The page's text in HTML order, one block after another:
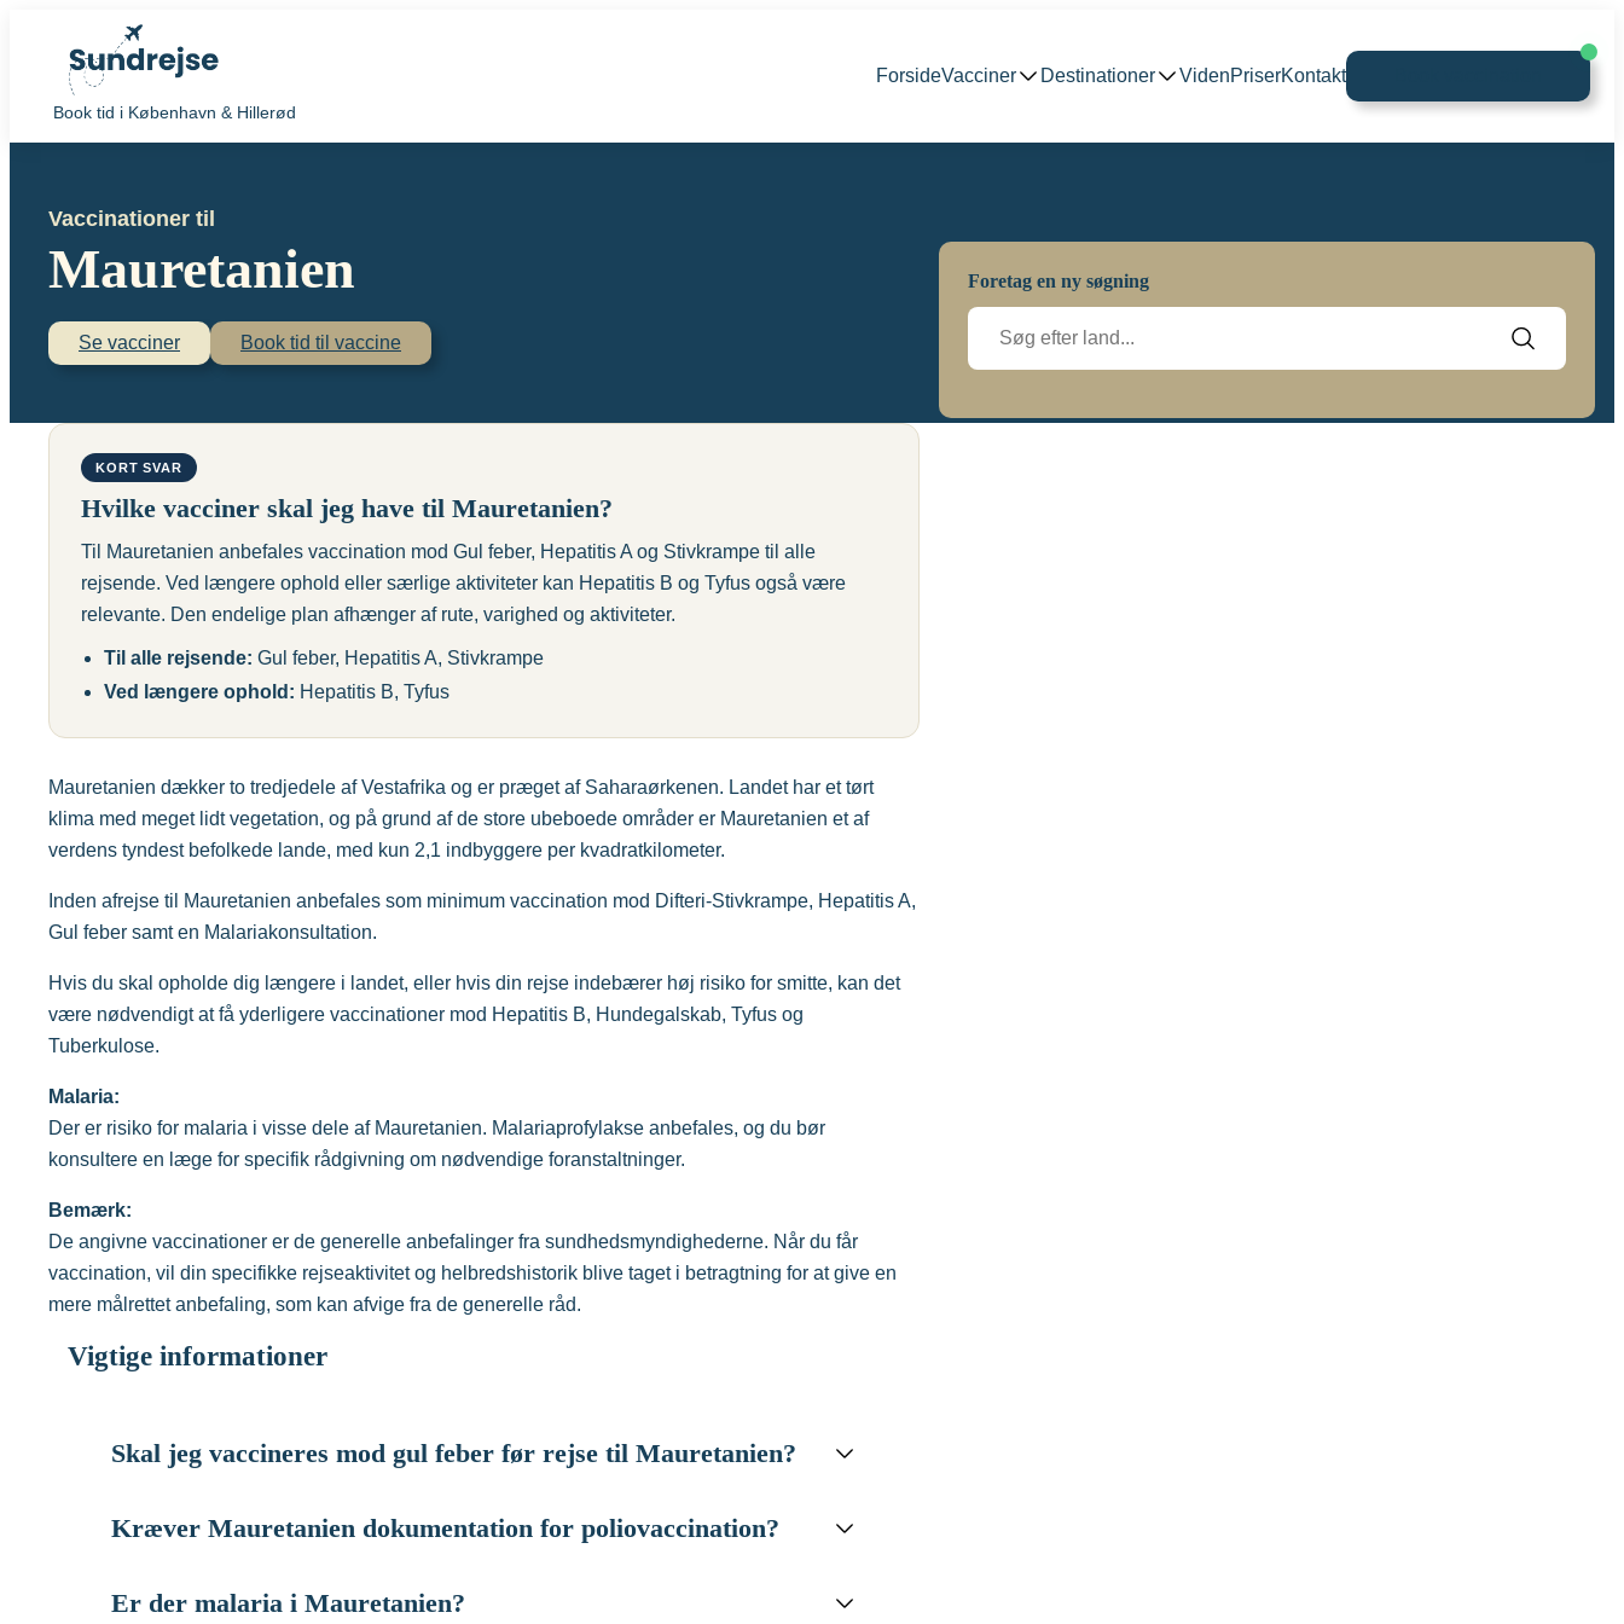
Book tid i København & Hillerød
ForsideVacciner Destinationer VidenPriserKontakt
Vaccinationer til
Mauretanien
Se vacciner Book tid til vaccine
KORT SVAR
Hvilke vacciner skal jeg have til Mauretanien?
Til Mauretanien anbefales vaccination mod Gul feber, Hepatitis A og Stivkrampe til alle
rejsende. Ved længere ophold eller særlige aktiviteter kan Hepatitis B og Tyfus også være
relevante. Den endelige plan afhænger af rute, varighed og aktiviteter.
Til alle rejsende: Gul feber, Hepatitis A, Stivkrampe
Ved længere ophold: Hepatitis B, Tyfus
Mauretanien dækker to tredjedele af Vestafrika og er præget af Saharaørkenen. Landet har et tørt
klima med meget lidt vegetation, og på grund af de store ubeboede områder er Mauretanien et af
verdens tyndest befolkede lande, med kun 2,1 indbyggere per kvadratkilometer.
Inden afrejse til Mauretanien anbefales som minimum vaccination mod Difteri-Stivkrampe, Hepatitis A,
Gul feber samt en Malariakonsultation.
Hvis du skal opholde dig længere i landet, eller hvis din rejse indebærer høj risiko for smitte, kan det
være nødvendigt at få yderligere vaccinationer mod Hepatitis B, Hundegalskab, Tyfus og
Tuberkulose.
Malaria:
Der er risiko for malaria i visse dele af Mauretanien. Malariaprofylakse anbefales, og du bør
konsultere en læge for specifik rådgivning om nødvendige foranstaltninger.
Bemærk:
De angivne vaccinationer er de generelle anbefalinger fra sundhedsmyndighederne. Når du får
vaccination, vil din specifikke rejseaktivitet og helbredshistorik blive taget i betragtning for at give en
mere målrettet anbefaling, som kan afvige fra de generelle råd.
Vigtige informationer
Skal jeg vaccineres mod gul feber før rejse til Mauretanien?
Der er krav om vaccination mod gul feber for alle rejsende over 9 måneder, der
transit (> 12 timer) i en lufthavn i et land med gul feber-transmission.
Kræver Mauretanien dokumentation for poliovaccination?
I medfør af det internationale sundhedsregulativ (IHR) er der
Er der malaria i Mauretanien?
Foretag en ny søgning